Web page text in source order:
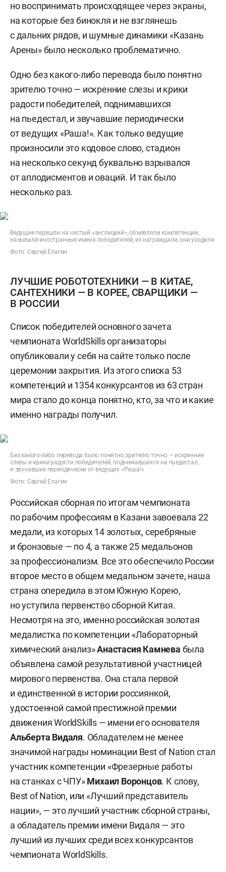
но воспринимать происходящее через экраны,
на которые без бинокля и не взглянешь
с дальних рядов, и шумные динамики «Казань
Арены» было несколько проблематично.
Одно без какого-либо перевода было понятно
зрителю точно — искренние слезы и крики
радости победителей, поднимавшихся
на пьедестал, и звучавшие периодически
от ведущих «Раша!». Как только ведущие
произносили это кодовое слово, стадион
на несколько секунд буквально взрывался
от аплодисментов и оваций. И так было
несколько раз.
Ведущие перешли на чистый «англицкий», объявляли компетенции,
называли иностранные имена победителей, их награждали, они уходили
Фото: Сергей Елагин
ЛУЧШИЕ РОБОТОТЕХНИКИ — В КИТАЕ,
САНТЕХНИКИ — В КОРЕЕ, СВАРЩИКИ —
В РОССИИ
Список победителей основного зачета
чемпионата WorldSkills организаторы
опубликовали у себя на сайте только после
церемонии закрытия. Из этого списка 53
компетенций и 1354 конкурсантов из 63 стран
мира стало до конца понятно, кто, за что и какие
именно награды получил.
Без какого-либо перевода было понятно зрителю точно — искренние
слезы и крики радости победителей, поднимавшихся на пьедестал,
и звучавшие периодически от ведущих «Раша!»
Фото: Сергей Елагин
Российская сборная по итогам чемпионата
по рабочим профессиям в Казани завоевала 22
медали, из которых 14 золотых, серебряные
и бронзовые — по 4, а также 25 медальонов
за профессионализм. Все это обеспечило России
второе место в общем медальном зачете, наша
страна опередила в этом Южную Корею,
но уступила первенство сборной Китая.
Несмотря на это, именно российская золотая
медалистка по компетенции «Лабораторный
химический анализ»Анастасия Камнева была
объявлена самой результативной участницей
мирового первенства. Она стала первой
и единственной в истории россиянкой,
удостоенной самой престижной премии
движения WorldSkills — имени его основателя
Альберта Видаля. Обладателем не менее
значимой награды номинации Best of Nation стал
участник компетенции «Фрезерные работы
на станках с ЧПУ»Михаил Воронцов. К слову,
Best of Nation, или «Лучший представитель
нации», — это лучший участник сборной страны,
а обладатель премии имени Видаля — это
лучший из лучших среди всех конкурсантов
чемпионата WorldSkills.